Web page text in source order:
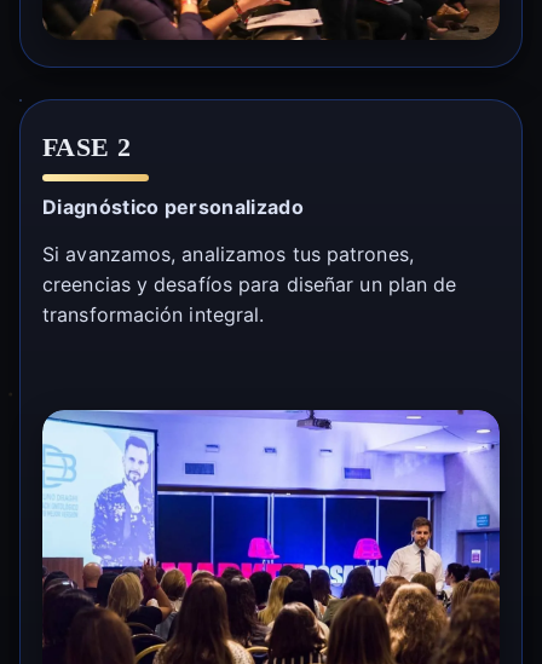
FASE 2
Diagnóstico personalizado
Si avanzamos, analizamos tus patrones,
creencias y desafíos para diseñar un plan de
transformación integral.